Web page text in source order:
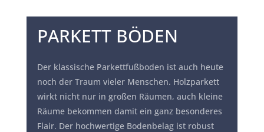
PARKETTBÖDEN
Der klassische Parkettfußboden ist auch heute
noch der Traum vieler Menschen. Holzparkett
wirkt nicht nur in großen Räumen, auch kleine
Räume bekommen damit ein ganz besonderes
Flair. Der hochwertige Bodenbelag ist robust